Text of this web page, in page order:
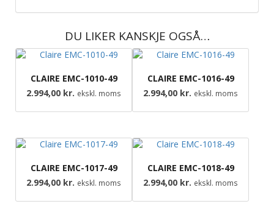
DU LIKER KANSKJE OGSÅ…
CLAIRE EMC-1010-49
2.994,00 kr. ekskl. moms
CLAIRE EMC-1016-49
2.994,00 kr. ekskl. moms
CLAIRE EMC-1017-49
2.994,00 kr. ekskl. moms
CLAIRE EMC-1018-49
2.994,00 kr. ekskl. moms